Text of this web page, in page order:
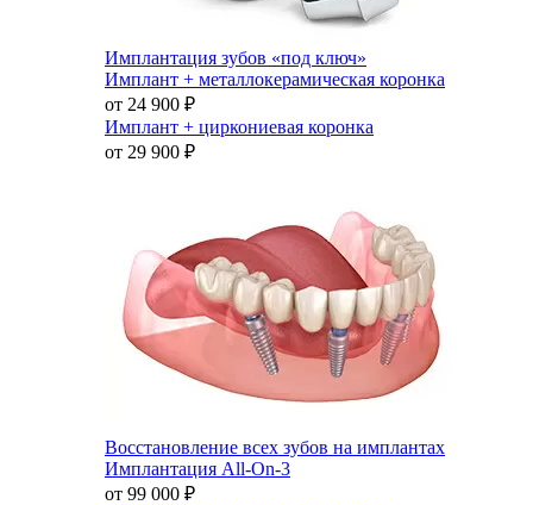
Имплантация зубов «под ключ»
Имплант + металлокерамическая коронка
от 24 900 ₽
Имплант + циркониевая коронка
от 29 900 ₽
Восстановление всех зубов на имплантах
Имплантация All-On-3
от 99 000 ₽